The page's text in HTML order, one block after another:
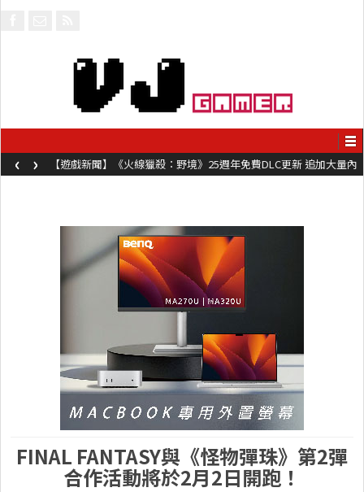
【遊戲新聞】《火線獵殺：野境》25週年免費DLC更新 追加大量內
容同時系舊作限時超平價折扣
‹ ›
FINAL FANTASY與《怪物彈珠》第2彈
合作活動將於2月2日開跑！